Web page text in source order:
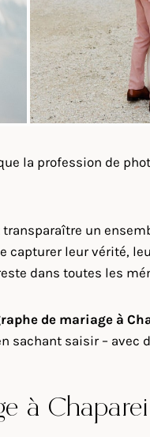
la profession de
un
leur vérité,
dans toutes les
de mariage à
sachant saisir –
à